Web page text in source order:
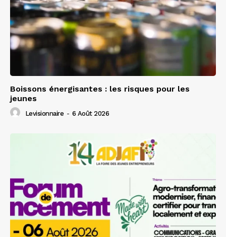
Boissons énergisantes : les risques pour les
jeunes
Levisionnaire - 6 Août 2026